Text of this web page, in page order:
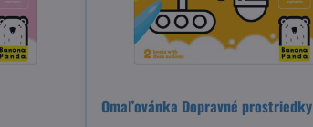
Omaľovánka Dopravné prostriedky